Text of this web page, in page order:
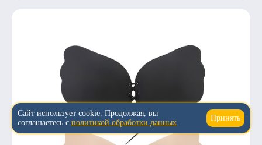
↑
Сайт использует cookie. Продолжая, вы
соглашаетесь с политикой обработки данных.
Принять